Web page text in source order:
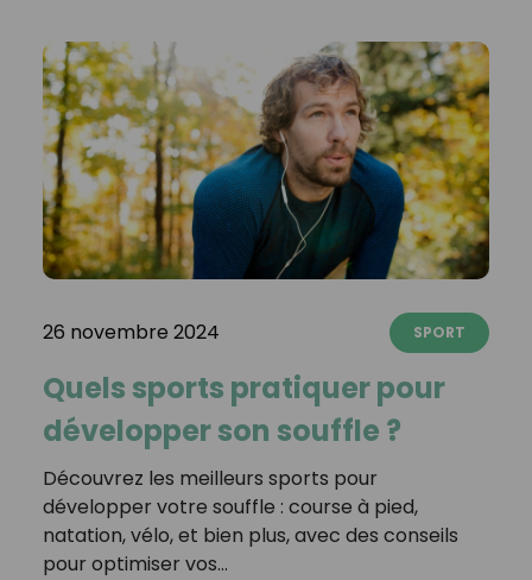
26 novembre 2024 SPORT
Quels sports pratiquer pour
développer son souffle ?
Découvrez les meilleurs sports pour
développer votre souffle : course à pied,
natation, vélo, et bien plus, avec des conseils
pour optimiser vos…